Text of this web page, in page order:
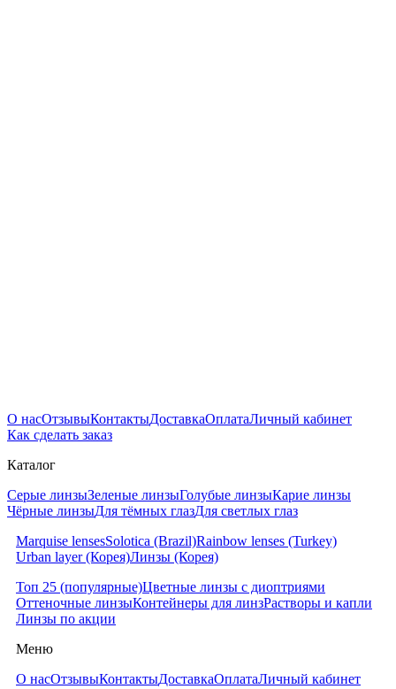
О насОтзывыКонтактыДоставкаОплатаЛичный кабинет
Как сделать заказ
Каталог
Серые линзыЗеленые линзыГолубые линзыКарие линзы
Чёрные линзыДля тёмных глазДля светлых глаз
Marquise lensesSolotica (Brazil)Rainbow lenses (Turkey)
Urban layer (Корея)Линзы (Корея)
Топ 25 (популярные)Цветные линзы с диоптриями
Оттеночные линзыКонтейнеры для линзРастворы и капли
Линзы по акции
Меню
О насОтзывыКонтактыДоставкаОплатаЛичный кабинет